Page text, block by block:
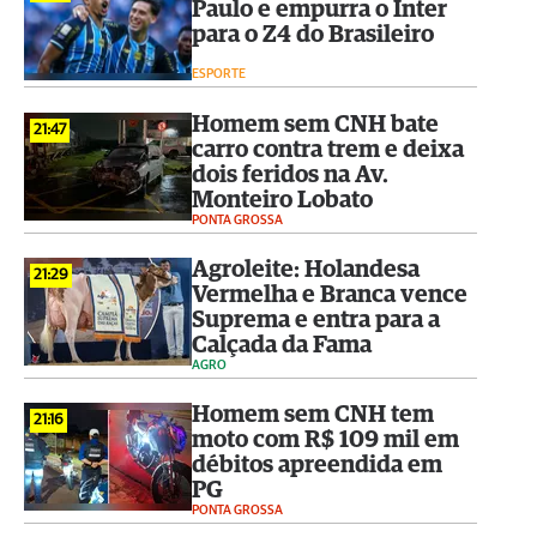
Paulo e empurra o Inter
para o Z4 do Brasileiro
ESPORTE
21:47
Homem sem CNH bate
carro contra trem e deixa
dois feridos na Av.
Monteiro Lobato
PONTA GROSSA
21:29
Agroleite: Holandesa
Vermelha e Branca vence
Suprema e entra para a
Calçada da Fama
AGRO
21:16
Homem sem CNH tem
moto com R$ 109 mil em
débitos apreendida em
PG
PONTA GROSSA